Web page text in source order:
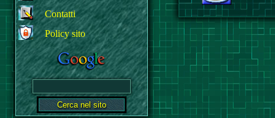
Contatti
Policy sito